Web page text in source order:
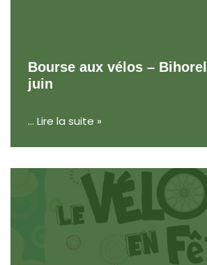
Bourse aux vélos –
juin
… Lire la suite »